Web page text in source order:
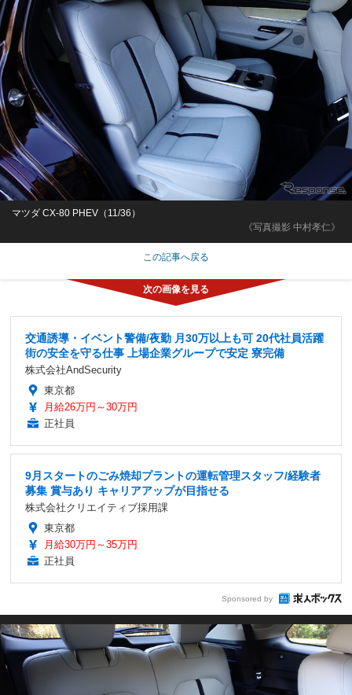
《写真撮影 中村孝仁》
マツダ CX-80 PHEV（11/36）
この記事へ戻る
交通誘導・イベント警備/夜勤 月30万以上も可 20代社員活躍
街の安全を守る仕事 上場企業グループで安定 寮完備
株式会社AndSecurity
東京都
月給26万円～30万円
正社員
9月スタートのごみ焼却プラントの運転管理スタッフ/経験者
募集 賞与あり キャリアアップが目指せる
株式会社クリエイティブ採用課
東京都
月給30万円～35万円
正社員
Sponsored by